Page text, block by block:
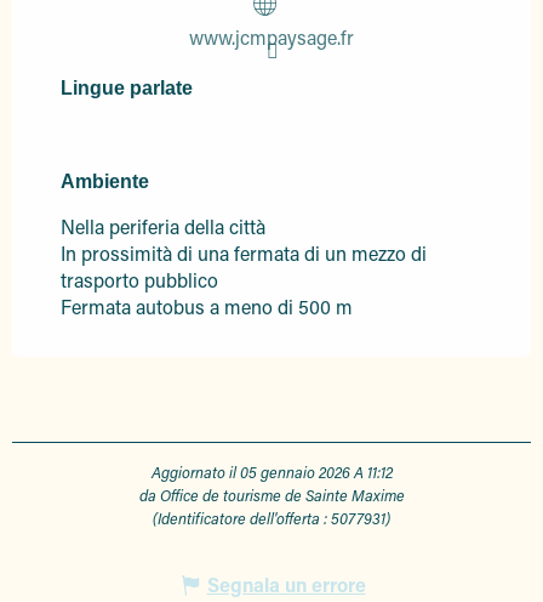
www.jcmpaysage.fr
Lingue parlate
Lingue parlate
Ambiente
Ambiente
Nella periferia della città
In prossimità di una fermata di un mezzo di
trasporto pubblico
Fermata autobus a meno di 500 m
Aggiornato il 05 gennaio 2026 A 11:12
da Office de tourisme de Sainte Maxime
(Identificatore dell'offerta :5077931)
Segnala un errore